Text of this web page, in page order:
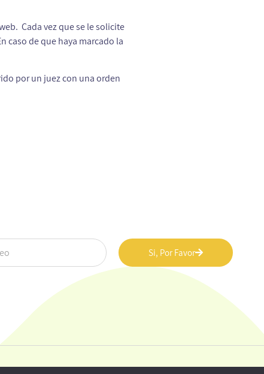
Cada vez que se le solicite
caso de que haya marcado la
por un juez con una orden
Si, Por Favor